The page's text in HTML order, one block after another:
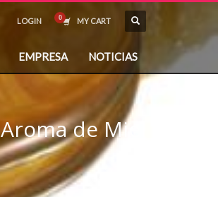
LOGIN MY CART
EMPRESA NOTICIAS
Aroma de Miel